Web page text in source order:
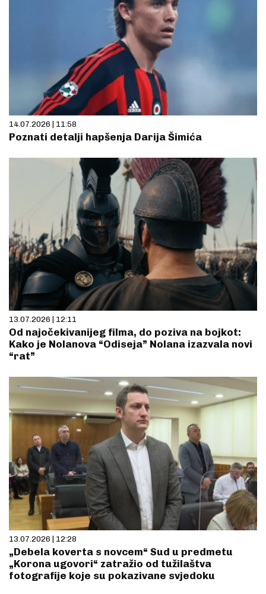
14.07.2026 | 11:58
Poznati detalji hapšenja Darija Šimića
13.07.2026 | 12:11
Od najočekivanijeg filma, do poziva na bojkot:
Kako je Nolanova “Odiseja” Nolana izazvala novi
“rat”
13.07.2026 | 12:28
„Debela koverta s novcem“ Sud u predmetu
„Korona ugovori“ zatražio od tužilaštva
fotografije koje su pokazivane svjedoku